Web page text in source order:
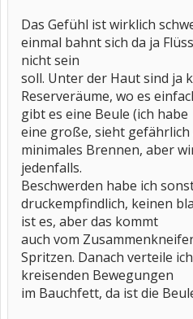
Das Gefühl ist wirklich
einmal bahnt sich da ja
nicht sein
soll. Unter der Haut sind ja
Reserveräume, wo es
gibt es eine Beule (ich habe
eine große, sieht gefährlich
minimales Brennen, aber
jedenfalls.
Beschwerden habe ich
druckempfindlich, keinen
ist es, aber das kommt
auch vom
Spritzen. Danach verteile
kreisenden Bewegungen
im Bauchfett, da ist die